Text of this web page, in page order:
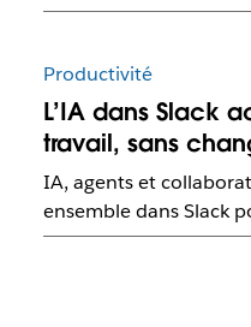
Productivité
L’IA dans Slack
travail, sans
IA, agents et
ensemble dans Slack